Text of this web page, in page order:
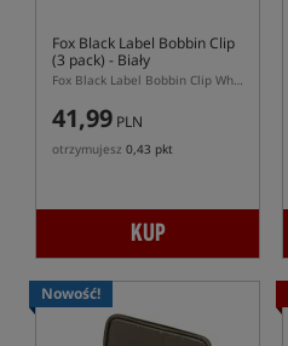
Fox Black Label Bobbin Clip
(3 pack) - Biały
Fox Black Label Bobbin Clip White 3 pack – białe klipsy do hangerów Fox
41,99 PLN
otrzymujesz 0,43 pkt
KUP
Nowość!